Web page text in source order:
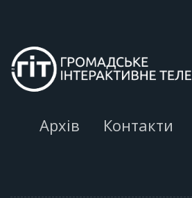
Архів Контакти